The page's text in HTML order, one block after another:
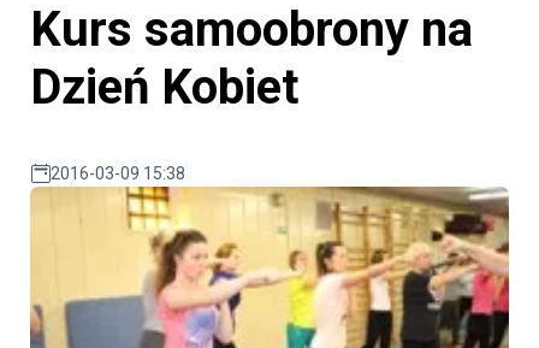
Kurs samoobrony na
Dzień Kobiet
2016-03-09 15:38